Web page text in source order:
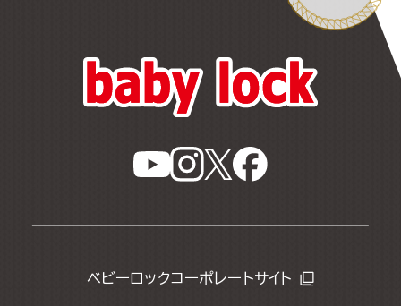
ベビーロックコーポレートサイト